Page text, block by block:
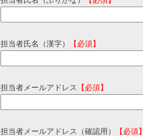
担当者氏名（漢字） 【必須】
担当者メールアドレス 【必須】
担当者メールアドレス（確認用） 【必須